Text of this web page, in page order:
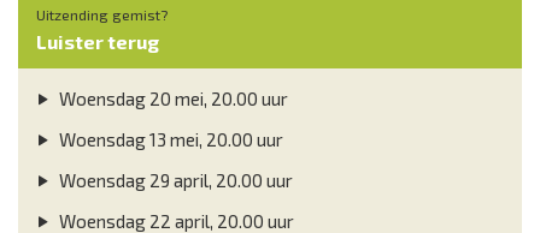
Uitzending gemist?
Luister terug
Woensdag 20 mei, 20.00 uur
Woensdag 13 mei, 20.00 uur
Woensdag 29 april, 20.00 uur
Woensdag 22 april, 20.00 uur